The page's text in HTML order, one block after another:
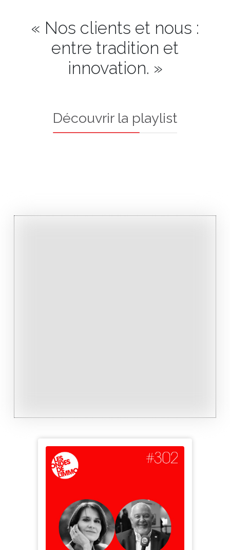
« Nos clients et nous :
entre tradition et
innovation. »
Découvrir la playlist